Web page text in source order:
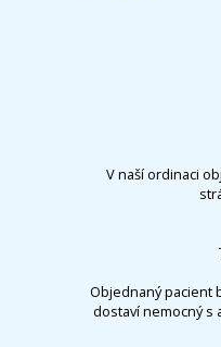
V naší ordinaci
Objednaný pacient
dostaví nemocný s